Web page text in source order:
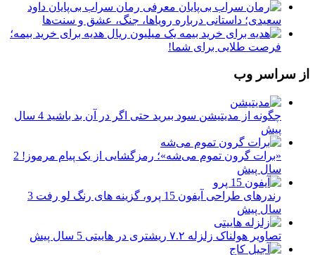
معرفی رمان سراب بی‌پایان داود
سعیدی؛ داستانی درباره رویاها، جنگ، عشق و سنت‌ها
یک میلیون ریال هدیه برای خرید بیمه؛
فرصت طلایی برای شما!
از سراسر وب
چگونه از مدیتیشن سود ببرید حتی اگر در آن بد باشید
4 سال
پیش
«برات گرون تموم می‌شه»؛ رمزگشایی از یک پیام مرموز! 2
سال پیش
رندرهای طراحی آیفون 15 پرو، گزینه های رنگ لو رفت
3
سال پیش
تصاویر هولناک زلزله ۷.۲ ریشتری در هاییتی 5 سال پیش